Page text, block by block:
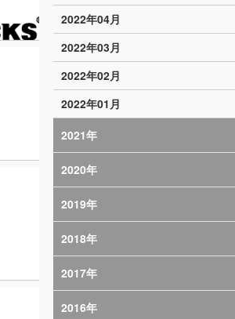
2022年04月
2022年03月
2022年02月
2022年01月
2021年
2020年
2019年
2018年
2017年
2016年